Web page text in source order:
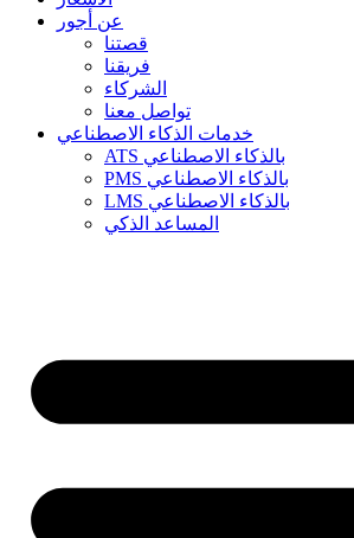
عن أجور
قصتنا
فريقنا
الشركاء
تواصل معنا
خدمات الذكاء الاصطناعي
ATS بالذكاء الاصطناعي
PMS بالذكاء الاصطناعي
LMS بالذكاء الاصطناعي
المساعد الذكي